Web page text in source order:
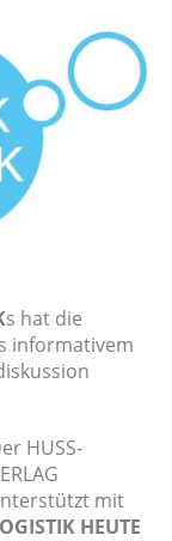
s hat die
informativem
HUSS-
mit
HEUTE